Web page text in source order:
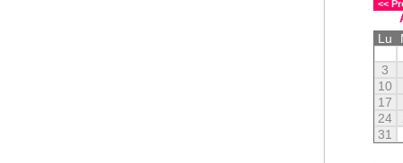
<<
Lu
3
10
17
24
31